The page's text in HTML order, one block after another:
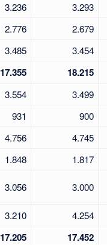
3.236
3.293
2.776
2.679
3.485 3.454
17.355 18.215
3.554
3.499
931
900
4.756
4.745
1.848 1.817
3.056 3.000
3.210 4.254
17.205 17.452